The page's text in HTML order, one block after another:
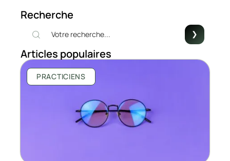
Recherche
Articles populaires
PRACTICIENS